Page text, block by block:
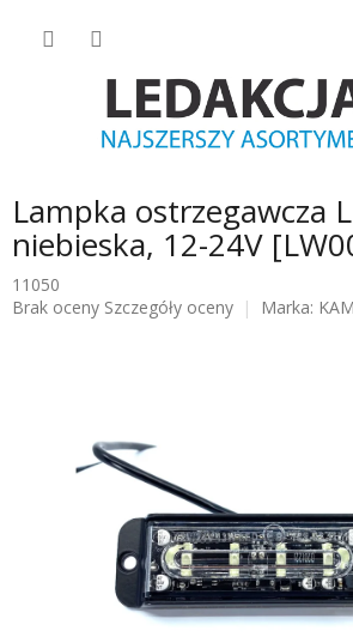
Lampka ostrzegawcza
niebieska, 12-24V
11050
Średnia
gwiazdek.
Brak oceny Szczegóły oceny Marka: